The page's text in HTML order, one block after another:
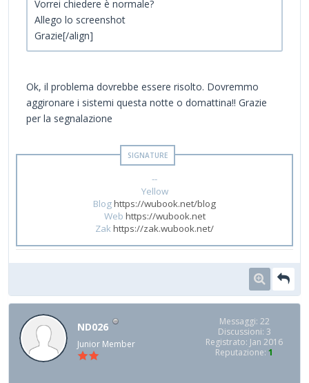
Vorrei chiedere è normale?
Allego lo screenshot
Grazie[/align]
Ok, il problema dovrebbe essere risolto. Dovremmo
aggironare i sistemi questa notte o domattina!! Grazie
per la segnalazione
--
Yellow
Bloghttps://wubook.net/blog
Web https://wubook.net
Zakhttps://zak.wubook.net/
ND026
Junior Member
Messaggi: 22
Discussioni: 3
Registrato: Jan 2016
Reputazione: 1